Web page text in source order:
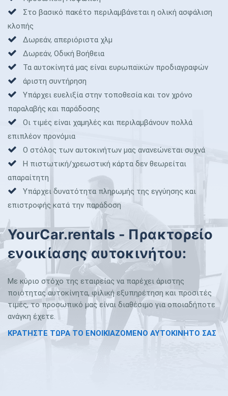
Στο βασικό πακέτο περιλαμβάνεται η ολική ασφάλιση
κλοπής
Δωρεάν, απεριόριστα χλμ
Δωρεάν, Οδική Βοήθεια
Τα αυτοκίνητά μας είναι ευρωπαϊκών προδιαγραφών
άριστη συντήρηση
Υπάρχει ευελιξία στην τοποθεσία και τον χρόνο
παραλαβής και παράδοσης
Οι τιμές είναι χαμηλές και περιλαμβάνουν πολλά
επιπλέον προνόμια
Ο στόλος των αυτοκινήτων μας ανανεώνεται συχνά
Η πιστωτική/χρεωστική κάρτα δεν θεωρείται
απαραίτητη
Υπάρχει δυνατότητα πληρωμής της εγγύησης και
επιστροφής κατά την παράδοση
YourCar.rentals - Πρακτορείο
ενοικίασης αυτοκινήτου:
Με κύριο στόχο της εταιρείας να παρέχει άριστης
ποιότητας αυτοκίνητα, φιλική εξυπηρέτηση και προσιτές
τιμές, το προσωπικό μας είναι διαθέσιμο για οποιαδήποτε
ανάγκη έχετε.
ΚΡΑΤΗΣΤΕ ΤΩΡΑ ΤΟ ΕΝΟΙΚΙΑΖΟΜΕΝΟ ΑΥΤΟΚΙΝΗΤΟ ΣΑΣ